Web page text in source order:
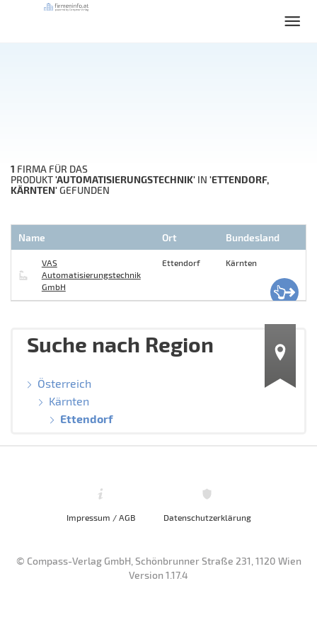
1 FIRMA FÜR DAS
PRODUKT'AUTOMATISIERUNGSTECHNIK' IN 'ETTENDORF,
KÄRNTEN'GEFUNDEN
Name Ort Bundesland
VAS
Automatisierungstechnik
GmbH
Ettendorf Kärnten
Suche nach Region
Österreich
Kärnten
Ettendorf
Impressum / AGB Datenschutzerklärung
© Compass-Verlag GmbH, Schönbrunner Straße 231, 1120 Wien
Version 1.17.4